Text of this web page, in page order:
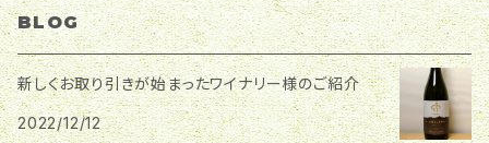
がやって来ます。華やかな香りとフレッシュさを持ちな
がらも、骨格のしっかりしたロゼワインです。 どんなお
料理にも比較的合わせやすいワインです。少し冷やして
お魚料理、少し高めの温度でお肉料理と合わせてお召
し上がりください。
さっぽろワイン
雪川醸造(Snow River Wine)s
ベルウッド・ヴィンヤード
高橋葡萄園
ホーライサンワイナリー
関東甲信越地方
はすみふぁーむアンドワイナリー
関西地方
BLOG
新しくお取り引きが始まったワイナリー様のご紹介
2022/12/12